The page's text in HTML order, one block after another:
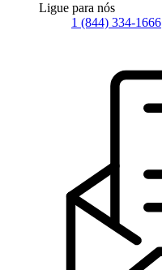
Ligue para nós
1 (844) 334-1666